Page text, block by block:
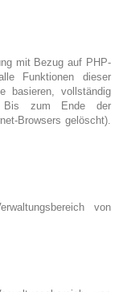
mit Bezug auf PHP-
Funktionen dieser
basieren, vollständig
Bis zum Ende der
Browsers gelöscht).
von